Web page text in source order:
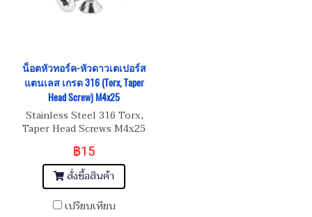
น็อตหัวทอร์ค-หัวดาวเตเปอร์ส
แตนเลส เกรด 316 (Torx, Taper
Head Screw) M4x25
Stainless Steel 316 Torx,
Taper Head Screws M4x25
฿15
สั่งซื้อสินค้า
เปรียบเทียบ